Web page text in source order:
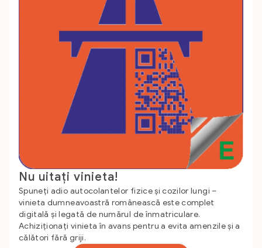
Nu uitați vinieta!
Spuneți adio autocolantelor fizice și cozilor lungi –
vinieta dumneavoastră românească este complet
digitală și legată de numărul de înmatriculare.
Achiziționați vinieta în avans pentru a evita amenzile și a
călători fără griji.